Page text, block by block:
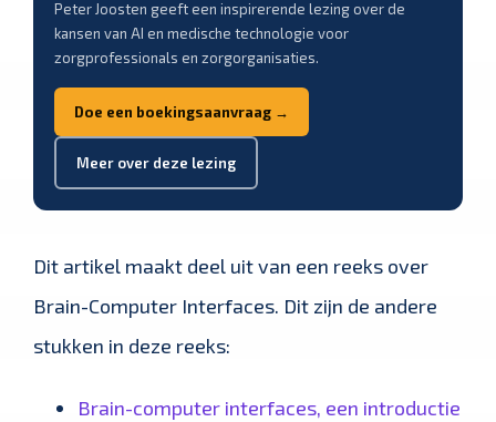
Peter Joosten geeft een inspirerende lezing over de
kansen van AI en medische technologie voor
zorgprofessionals en zorgorganisaties.
Doe een boekingsaanvraag →
Meer over deze lezing
Dit artikel maakt deel uit van een reeks over
Brain-Computer Interfaces. Dit zijn de andere
stukken in deze reeks:
Brain-computer interfaces, een introductie